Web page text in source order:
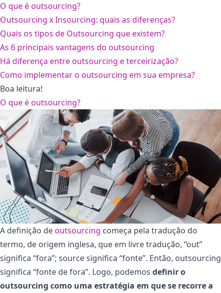
O que é outsourcing?
Outsourcing x Insourcing: quais as diferenças?
Quais os tipos de Outsourcing que existem?
As 6 principais vantagens do outsourcing
Há diferença entre outsourcing e terceirização?
Como implementar o outsourcing em sua empresa?
Boa leitura!
O que é outsourcing?
A definição deoutsourcing começa pela tradução do
termo, de origem inglesa, que em livre tradução, “out”
significa “fora”; source significa “fonte”. Então, outsourcing
significa “fonte de fora”. Logo, podemos definir o
outsourcing como uma estratégia em que se recorre a